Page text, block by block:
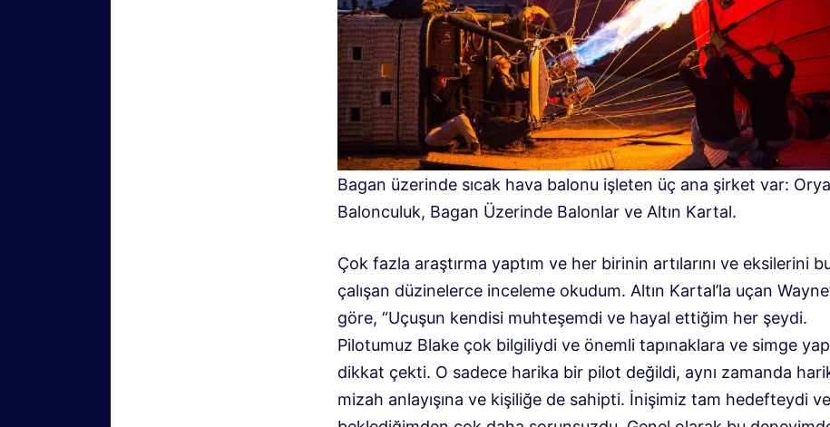
Bagan üzerinde sıcak hava balonu işleten üç ana şirket var:
Balonculuk, Bagan Üzerinde Balonlar ve Altın Kartal.
Çok fazla araştırma yaptım ve her birinin artılarını ve eksilerini
çalışan düzinelerce inceleme okudum. Altın Kartal’la uçan
göre, “Uçuşun kendisi muhteşemdi ve hayal ettiğim her şeydi.
Pilotumuz Blake çok bilgiliydi ve önemli tapınaklara ve simge
dikkat çekti. O sadece harika bir pilot değildi, aynı zamanda
mizah anlayışına ve kişiliğe de sahipti. İnişimiz tam hedefteydi ve